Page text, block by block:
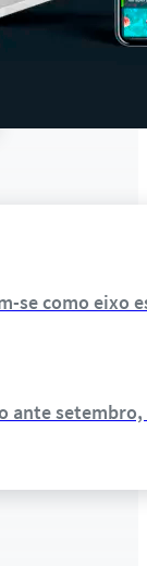
se como eixo
ante